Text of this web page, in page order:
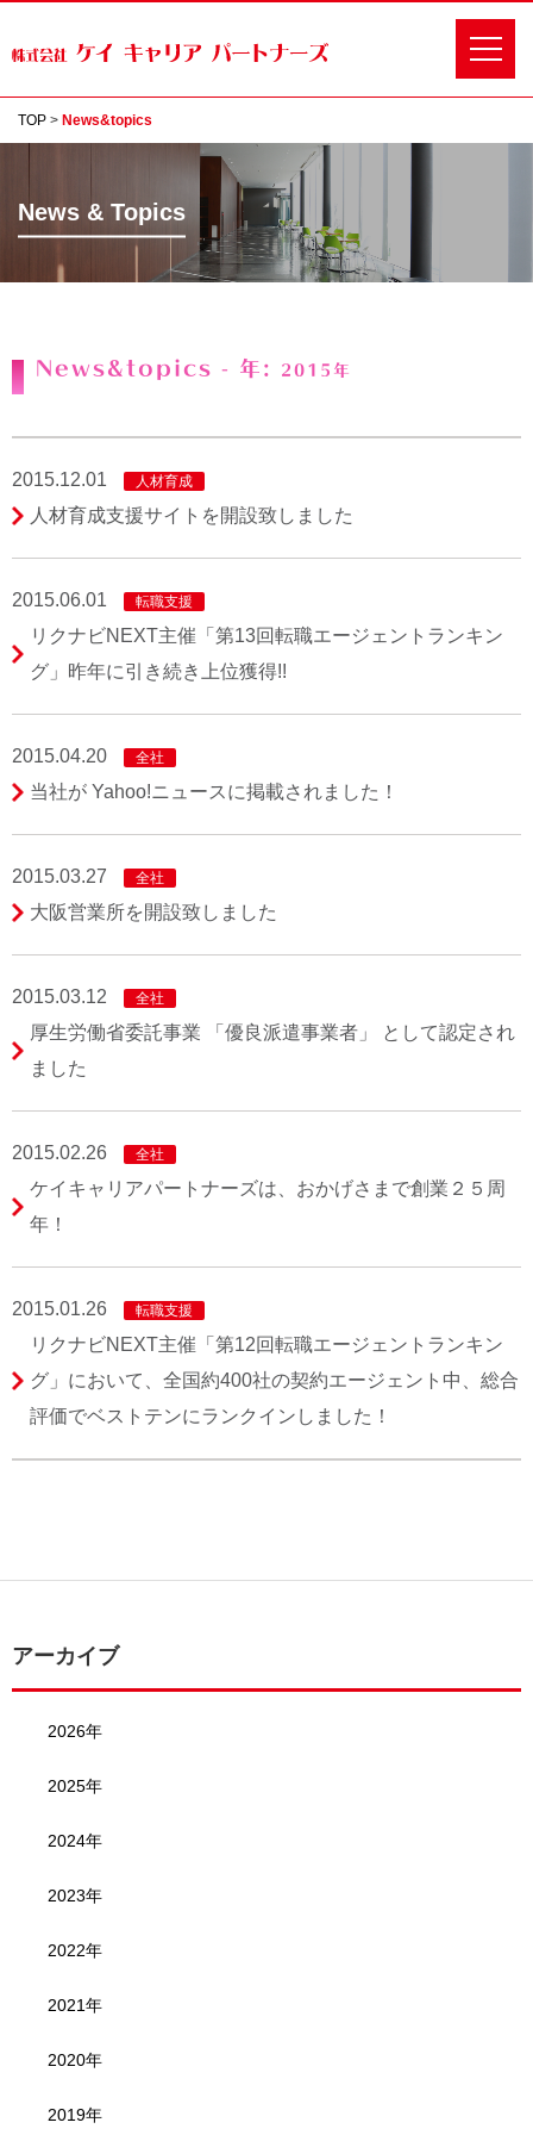
TOP > News&topics
News & Topics
News&topics - 年: 2015年
2015.12.01 人材育成
人材育成支援サイトを開設致しました
2015.06.01 転職支援
リクナビNEXT主催「第13回転職エージェントランキン
グ」昨年に引き続き上位獲得!!
2015.04.20 全社
当社が Yahoo!ニュースに掲載されました！
2015.03.27 全社
大阪営業所を開設致しました
2015.03.12 全社
厚生労働省委託事業 「優良派遣事業者」 として認定され
ました
2015.02.26 全社
ケイキャリアパートナーズは、おかげさまで創業２５周
年！
2015.01.26 転職支援
リクナビNEXT主催「第12回転職エージェントランキン
グ」において、全国約400社の契約エージェント中、総合
評価でベストテンにランクインしました！
アーカイブ
2026年
2025年
2024年
2023年
2022年
2021年
2020年
2019年